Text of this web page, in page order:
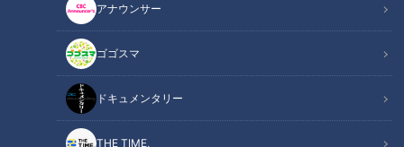
アナウンサー
ゴゴスマ
ドキュメンタリー
THE TIME,
ポンプ施設を見て帰る。
15号台風が今迄にない大きな規模を持って接近しつつある状
況でまたも水入りの心配が出た」（以下、日記は原文ママ）9
月25日の日記である。
しかし次の日のページは空白だった。
翌日に「台風15号」すなわち伊勢湾台風が祖父たちの住む名古